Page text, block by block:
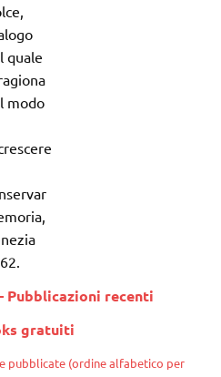
quale
modo
Pubblicazioni recenti
gratuiti
pubblicate (ordine alfabetico per